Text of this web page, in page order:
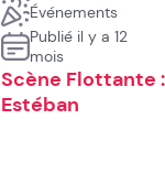
Événements
Publié il y a 12
mois
Scène Flottante :
Estéban